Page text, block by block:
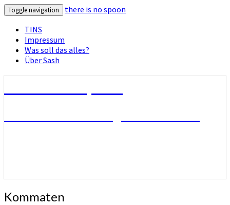
Toggle navigation
there is no spoon
TINS
Impressum
Was soll das alles?
Über Sash
Kommaten
Kommaten